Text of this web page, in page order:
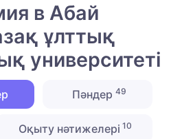
в Абай
ұлттық
университеті
Пәндер 49
Оқыту нәтижелері 10